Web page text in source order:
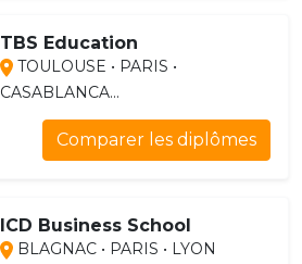
TBS Education
TOULOUSE • PARIS •
CASABLANCA...
Comparer les diplômes
ICD Business School
BLAGNAC • PARIS • LYON